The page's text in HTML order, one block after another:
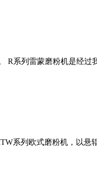
R系列雷蒙磨粉机是经过
系列欧式磨粉机，以悬